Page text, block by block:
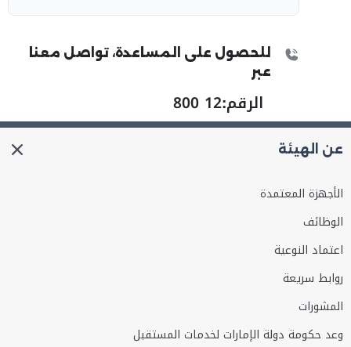
للحصول على المساعدة، تواصل معنا
عبر
الرقم:800 12
عن الهيئة
الأجهزة المعتمدة
الوظائف
اعتماد النوعية
روابط سريعة
المشورات
وعد حكومة دولة الإمارات لخدمات المستقبل